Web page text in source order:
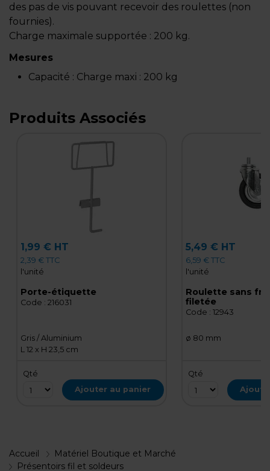
des pas de vis pouvant recevoir des roulettes (non
fournies).
Charge maximale supportée : 200 kg.
Mesures
Capacité : Charge maxi : 200 kg
Produits Associés
1,99 € HT
2,39 € TTC
l'unité
Porte-étiquette
Code : 216031
Gris / Aluminium
L 12 x H 23,5 cm
Qté
Ajouter au panier
5,49 € HT
6,59 € TTC
l'unité
Roulette sans
filetée
Code : 12943
ø 80 mm
Qté
Accueil
Matériel Boutique et Marché
Présentoirs fil et soldeurs